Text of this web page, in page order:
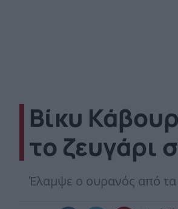
Βίκυ
το ζευγάρι
Έλαμψε ο ουρανός από